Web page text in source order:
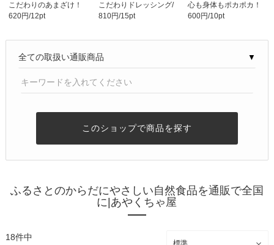
こだわりのあまざけ！
【大正屋醤油店】玄..
620円/12pt
こだわりドレッシング/
【大正屋醤油店】..
810円/15pt
心も身体もポカポカ！
【大正屋醤油店】昔..
600円/10pt
▼
このショップで商品を探す
ふるさとのからだにやさしい自然食品を通販で全国
に|あやくちゃ屋
18件中